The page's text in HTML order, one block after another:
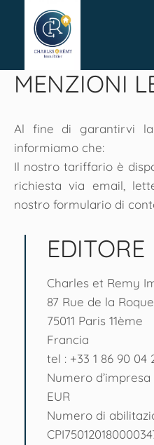
MENZIONI
Al fine di garantirvi la
informiamo che:
Il nostro tariffario è
richiesta via email,
nostro formulario di
EDITORE
Charles et Remy
87 Rue de la
75011 Paris 11ème
Francia
tel : +33 1 86 90 04
Numero d’impresa
EUR
Numero di